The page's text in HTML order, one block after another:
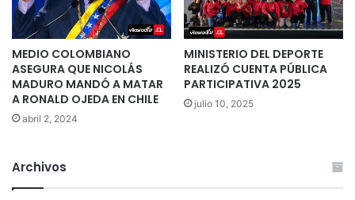
MEDIO COLOMBIANO
ASEGURA QUE NICOLÁS
MADURO MANDÓ A MATAR
A RONALD OJEDA EN CHILE
abril 2, 2024
MINISTERIO DEL DEPORTE
REALIZÓ CUENTA PÚBLICA
PARTICIPATIVA 2025
julio 10, 2025
Archivos